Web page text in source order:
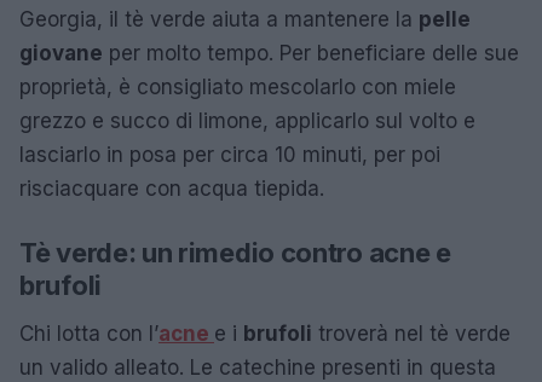
Georgia, il tè verde aiuta a mantenere la pelle
giovane per molto tempo. Per beneficiare delle sue
proprietà, è consigliato mescolarlo con miele
grezzo e succo di limone, applicarlo sul volto e
lasciarlo in posa per circa 10 minuti, per poi
risciacquare con acqua tiepida.
Tè verde: un rimedio contro acne e
brufoli
Chi lotta con l’acne e i brufoli troverà nel tè verde
un valido alleato. Le catechine presenti in questa